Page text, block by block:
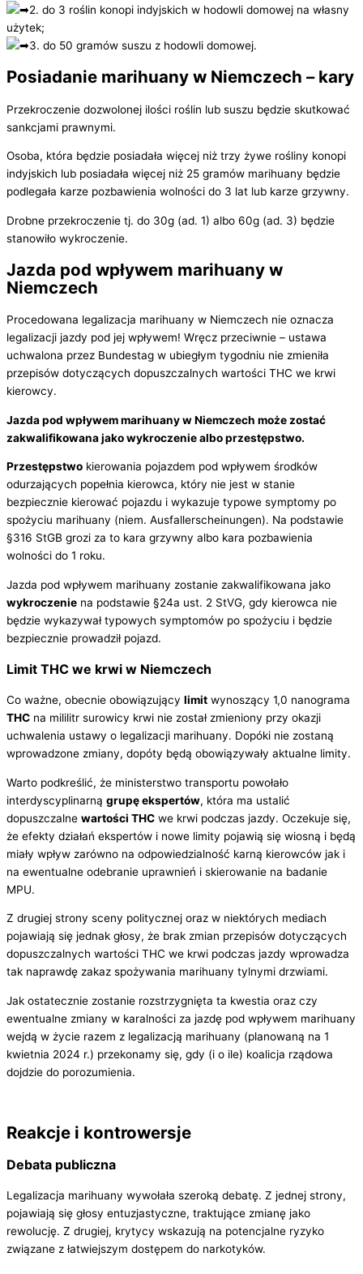
2. do 3 roślin konopi indyjskich w hodowli domowej na własny
użytek;
3. do 50 gramów suszu z hodowli domowej.
Posiadanie marihuany w Niemczech – kary
Przekroczenie dozwolonej ilości roślin lub suszu będzie skutkować
sankcjami prawnymi.
Osoba, która będzie posiadała więcej niż trzy żywe rośliny konopi
indyjskich lub posiadała więcej niż 25 gramów marihuany będzie
podlegała karze pozbawienia wolności do 3 lat lub karze grzywny.
Drobne przekroczenie tj. do 30g (ad. 1) albo 60g (ad. 3) będzie
stanowiło wykroczenie.
Jazda pod wpływem marihuany w
Niemczech
Procedowana legalizacja marihuany w Niemczech nie oznacza
legalizacji jazdy pod jej wpływem! Wręcz przeciwnie – ustawa
uchwalona przez Bundestag w ubiegłym tygodniu nie zmieniła
przepisów dotyczących dopuszczalnych wartości THC we krwi
kierowcy.
Jazda pod wpływem marihuany w Niemczech może zostać
zakwalifikowana jako wykroczenie albo przestępstwo.
Przestępstwo kierowania pojazdem pod wpływem środków
odurzających popełnia kierowca, który nie jest w stanie
bezpiecznie kierować pojazdu i wykazuje typowe symptomy po
spożyciu marihuany (niem. Ausfallerscheinungen). Na podstawie
§316 StGB grozi za to kara grzywny albo kara pozbawienia
wolności do 1 roku.
Jazda pod wpływem marihuany zostanie zakwalifikowana jako
wykroczenie na podstawie §24a ust. 2 StVG, gdy kierowca nie
będzie wykazywał typowych symptomów po spożyciu i będzie
bezpiecznie prowadził pojazd.
Limit THC we krwi w Niemczech
Co ważne, obecnie obowiązujący limit wynoszący 1,0 nanograma
THC na mililitr surowicy krwi nie został zmieniony przy okazji
uchwalenia ustawy o legalizacji marihuany. Dopóki nie zostaną
wprowadzone zmiany, dopóty będą obowiązywały aktualne limity.
Warto podkreślić, że ministerstwo transportu powołało
interdyscyplinarną grupę ekspertów, która ma ustalić
dopuszczalne wartości THC we krwi podczas jazdy. Oczekuje się,
że efekty działań ekspertów i nowe limity pojawią się wiosną i będą
miały wpływ zarówno na odpowiedzialność karną kierowców jak i
na ewentualne odebranie uprawnień i skierowanie na badanie
MPU.
Z drugiej strony sceny politycznej oraz w niektórych mediach
pojawiają się jednak głosy, że brak zmian przepisów dotyczących
dopuszczalnych wartości THC we krwi podczas jazdy wprowadza
tak naprawdę zakaz spożywania marihuany tylnymi drzwiami.
Jak ostatecznie zostanie rozstrzygnięta ta kwestia oraz czy
ewentualne zmiany w karalności za jazdę pod wpływem marihuany
wejdą w życie razem z legalizacją marihuany (planowaną na 1
kwietnia 2024 r.) przekonamy się, gdy (i o ile) koalicja rządowa
dojdzie do porozumienia.
Reakcje i kontrowersje
Debata publiczna
Legalizacja marihuany wywołała szeroką debatę. Z jednej strony,
pojawiają się głosy entuzjastyczne, traktujące zmianę jako
rewolucję. Z drugiej, krytycy wskazują na potencjalne ryzyko
związane z łatwiejszym dostępem do narkotyków.